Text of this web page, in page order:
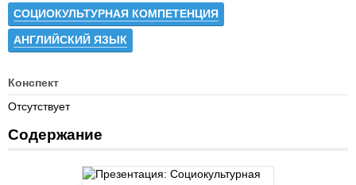
СОЦИОКУЛЬТУРНАЯ КОМПЕТЕНЦИЯ
АНГЛИЙСКИЙ ЯЗЫК
Конспект
Отсутствует
Содержание